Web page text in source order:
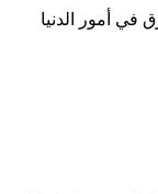
في أمور الدنيا